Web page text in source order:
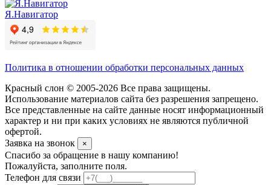
Я.Навигатор
Политика в отношении обработки персональных данных
Красный слон © 2005-2026 Все права защищены.
Использование материалов сайта без разрешения запрещено.
Все представленные на сайте данные носят информационный
характер и ни при каких условиях не являются публичной
офертой.
Заявка на звонок
×
Спасибо за обращение в нашу компанию!
Пожалуйста, заполните поля.
Телефон для связи